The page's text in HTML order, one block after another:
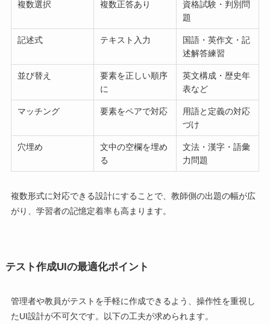
複数選択 複数正答あり
資格試験・判別問
題
記述式 テキスト入力
国語・英作文・記
述解答練習
並び替え
要素を正しい順序
に
英文構成・歴史年
表など
マッチング 要素をペアで対応
用語と定義の対応
づけ
穴埋め
文中の空欄を埋め
る
文法・漢字・語彙
力問題
複数形式に対応できる設計にすることで、教師側の出題の幅が広
がり、学習者の記憶定着率も高まります。
テスト作成UIの最適化ポイント
管理者や教員がテストを手軽に作成できるよう、操作性を重視し
たUI設計が不可欠です。以下の工夫が求められます。